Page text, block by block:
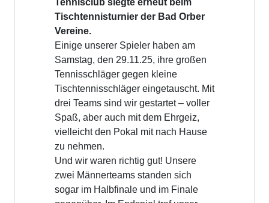
Wanderführers und lotste die
ambitionierten Teilnehmer an
bekannten Hotspots wie Wildpark,
Orbquelle, Madstein und Steinbruch
Hoher Berg vorbei zum Beilstein.
Dabei erzählte er die bekannten
Orber Sagen.
Nach einer sportlichen 4 1/2
stündigen Wandertour endeten wir
wieder am Clubhaus, wo Maria
Teresa bereits mit Glühwein und
Lebkuchen wartete.
Sportwart Michael ergriff die
Gelegenheit, um die Clubmeister,